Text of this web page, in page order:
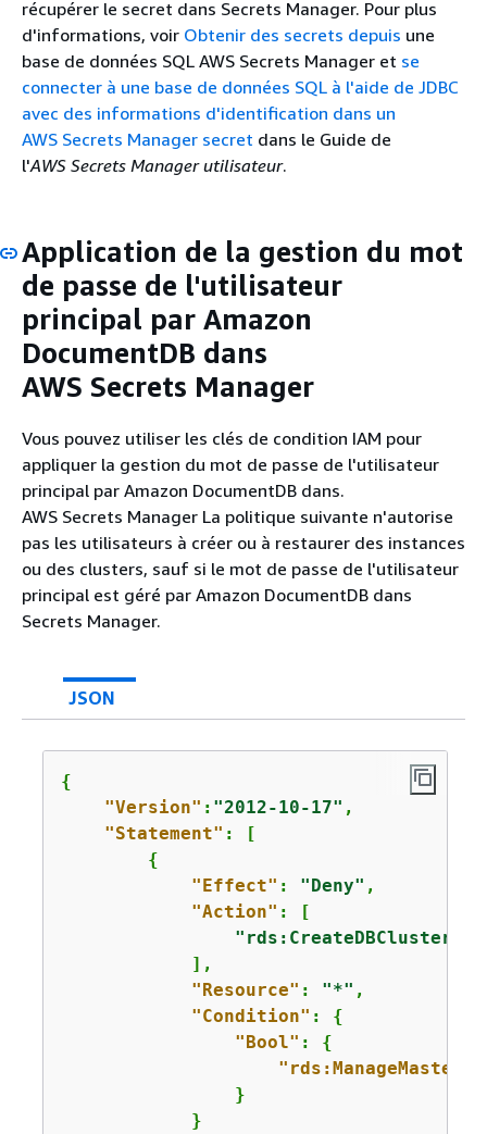
récupérer le secret dans Secrets Manager. Pour plus
d'informations, voir Obtenir des secrets depuis une
base de données SQL AWS Secrets Manager et se
connecter à une base de données SQL à l'aide de JDBC
avec des informations d'identification dans un
AWS Secrets Manager secret dans le Guide de
l'AWS Secrets Manager utilisateur.
Application de la gestion du mot
de passe de l'utilisateur
principal par Amazon
DocumentDB dans
AWS Secrets Manager
Vous pouvez utiliser les clés de condition IAM pour
appliquer la gestion du mot de passe de l'utilisateur
principal par Amazon DocumentDB dans.
AWS Secrets Manager La politique suivante n'autorise
pas les utilisateurs à créer ou à restaurer des instances
ou des clusters, sauf si le mot de passe de l'utilisateur
principal est géré par Amazon DocumentDB dans
Secrets Manager.
JSON
{
"Version" : "2012-10-17" ,
"Statement" : [
{
"Effect" : "Deny" ,
"Action" : [
"rds:CreateDBCluster"
            ],
"Resource" : "*" ,
"Condition" : {
"Bool" : {
                }
            }